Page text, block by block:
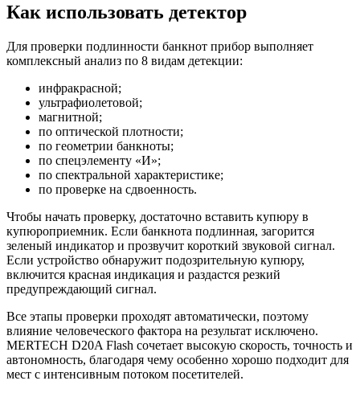
Как использовать детектор
Для проверки подлинности банкнот прибор выполняет
комплексный анализ по 8 видам детекции:
инфракрасной;
ультрафиолетовой;
магнитной;
по оптической плотности;
по геометрии банкноты;
по спецэлементу «И»;
по спектральной характеристике;
по проверке на сдвоенность.
Чтобы начать проверку, достаточно вставить купюру в
купюроприемник. Если банкнота подлинная, загорится
зеленый индикатор и прозвучит короткий звуковой сигнал.
Если устройство обнаружит подозрительную купюру,
включится красная индикация и раздастся резкий
предупреждающий сигнал.
Все этапы проверки проходят автоматически, поэтому
влияние человеческого фактора на результат исключено.
MERTECH D20A Flash сочетает высокую скорость, точность и
автономность, благодаря чему особенно хорошо подходит для
мест с интенсивным потоком посетителей.